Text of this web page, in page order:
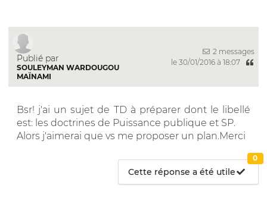
Publié par
SOULEYMAN WARDOUGOU
MAÏNAMI
2 messages
le 30/01/2016 à 18:07
Bsr! j'ai un sujet de TD à préparer dont le libellé
est: les doctrines de Puissance publique et SP.
Alors j'aimerai que vs me proposer un plan.Merci
Cette réponse a été utile
0